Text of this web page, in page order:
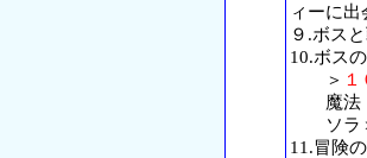
ィーに出
９.ボス
10.ボス
＞
魔法
ソラ＞
11.冒険